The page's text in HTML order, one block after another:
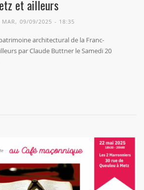
et ailleurs
MAR, 09/09/2025 - 18:35
architectural de la Franc-
par Claude Buttner le Samedi 20